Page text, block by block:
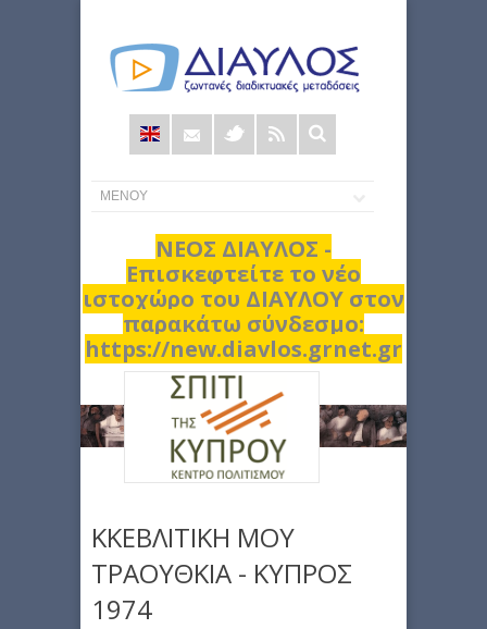
Φόρμα
αναζήτησης
ΝΕΟΣ ΔΙΑΥΛΟΣ -
Επισκεφτείτε το νέο
ιστοχώρο του ΔΙΑΥΛΟΥ στον
παρακάτω σύνδεσμο:
https://new.diavlos.grnet.gr
ΚΚΕΒΛΙΤΙΚΗ ΜΟΥ
ΤΡΑΟΥΘΚΙΑ - ΚΥΠΡΟΣ
1974